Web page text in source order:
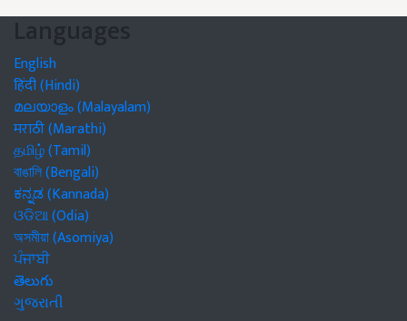
Languages
English
हिंदी (Hindi)
മലയാളം (Malayalam)
मराठी (Marathi)
தமிழ் (Tamil)
বাঙালি (Bengali)
ಕನ್ನಡ (Kannada)
ଓଡିଆ (Odia)
অসমীয়া (Asomiya)
ਪੰਜਾਬੀ
తెలుగు
ગુજરાતી